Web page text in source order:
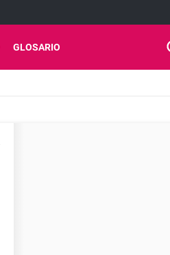
GLOSARIO